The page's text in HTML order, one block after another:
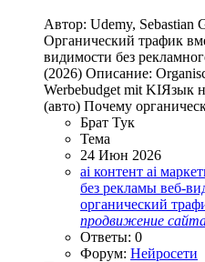
Автор: Udemy, Sebastian
Органический трафик
видимости без
(2026) Описание:
Werbebudget mit KIЯзык
(авто) Почему
Брат Тук
Тема
24 Июн 2026
ai контент ai
без рекламы веб-
органический
продвижение
Ответы: 0
Форум: Нейросети